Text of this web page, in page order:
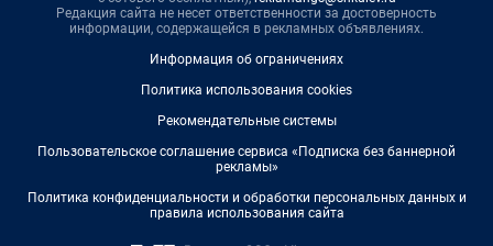
Редакция сайта не несет ответственности за достоверность
информации, содержащейся в рекламных объявлениях.
Информация об ограничениях
Политика использования cookies
Рекомендательные системы
Пользовательское соглашение сервиса «Подписка без баннерной
рекламы»
Политика конфиденциальности и обработки персональных данных и
правила использования сайта